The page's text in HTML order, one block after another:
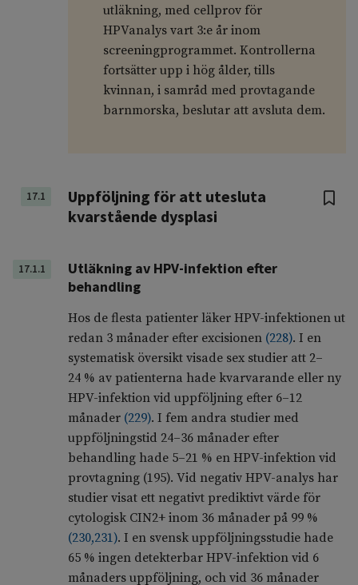
utläkning, med cellprov för
HPVanalys vart 3:e år inom
screeningprogrammet. Kontrollerna
fortsätter upp i hög ålder, tills
kvinnan, i samråd med provtagande
barnmorska, beslutar att avsluta dem.
17.1
Uppföljning för att utesluta
kvarstående dysplasi
17.1.1
Utläkning av HPV-infektion efter
behandling
Hos de flesta patienter läker HPV-infektionen ut
redan 3 månader efter excisionen (228). I en
systematisk översikt visade sex studier att 2–
24 % av patienterna hade kvarvarande eller ny
HPV-infektion vid uppföljning efter 6–12
månader (229). I fem andra studier med
uppföljningstid 24–36 månader efter
behandling hade 5–21 % en HPV-infektion vid
provtagning (195). Vid negativ HPV-analys har
studier visat ett negativt prediktivt värde för
cytologisk CIN2+ inom 36 månader på 99 %
(230,231). I en svensk uppföljningsstudie hade
65 % ingen detekterbar HPV-infektion vid 6
månaders uppföljning, och vid 36 månader